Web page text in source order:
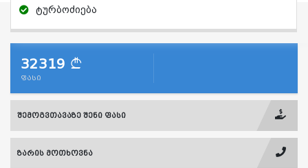
ტურბოძიება
32319
ფასი
შემოგვთავაზე შენი ფასი
ზარის მოთხოვნა